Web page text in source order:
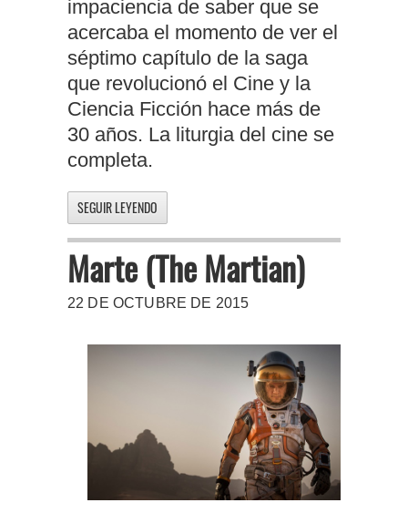
impaciencia de saber que se
acercaba el momento de ver el
séptimo capítulo de la saga
que revolucionó el Cine y la
Ciencia Ficción hace más de
30 años. La liturgia del cine se
completa.
SEGUIR LEYENDO
Marte (The Martian)
22 DE OCTUBRE DE 2015